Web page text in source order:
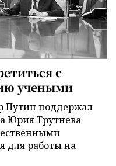
с
учеными
Путин поддержал
Юрия Трутнева
для работы на